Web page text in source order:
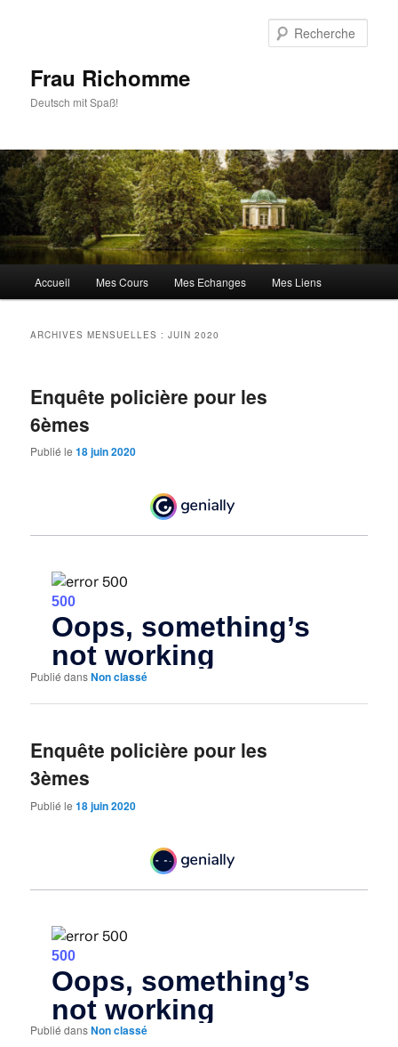
Frau Richomme
Deutsch mit Spaß!
principal
Accueil Mes Cours Mes Echanges Mes Liens
ARCHIVES MENSUELLES :JUIN 2020
Enquête policière pour les
6èmes
Publié le18 juin 2020
Publié dansNon classé
Enquête policière pour les
3èmes
Publié le18 juin 2020
Publié dansNon classé